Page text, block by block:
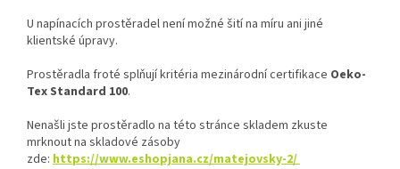
U napínacích prostěradel není možné šití na míru ani jiné
klientské úpravy.
Prostěradla froté splňují kritéria mezinárodní certifikace Oeko-
Tex Standard 100.
Nenašli jste prostěradlo na této stránce skladem zkuste
mrknout na skladové zásoby
zde: https://www.eshopjana.cz/matejovsky-2/